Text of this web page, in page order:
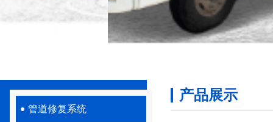
管道修复系统
产品展示